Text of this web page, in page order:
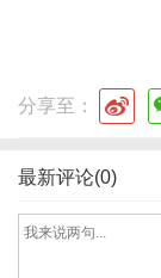
分享至：
最新评论(0)